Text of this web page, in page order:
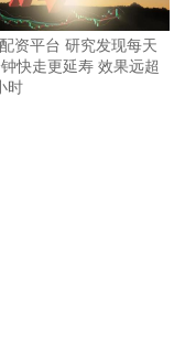
资平台 研究发现每天
快走更延寿 效果远超
时